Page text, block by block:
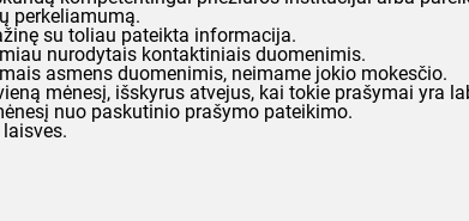
perkeliamumą.
su toliau pateikta informacija.
nurodytais kontaktiniais duomenimis.
asmens duomenimis, neimame jokio mokesčio.
mėnesį, išskyrus atvejus, kai tokie prašymai yra
nuo paskutinio prašymo pateikimo.